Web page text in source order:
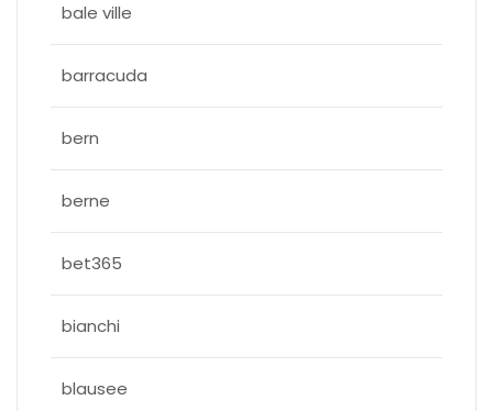
bale ville
barracuda
bern
berne
bet365
bianchi
blausee